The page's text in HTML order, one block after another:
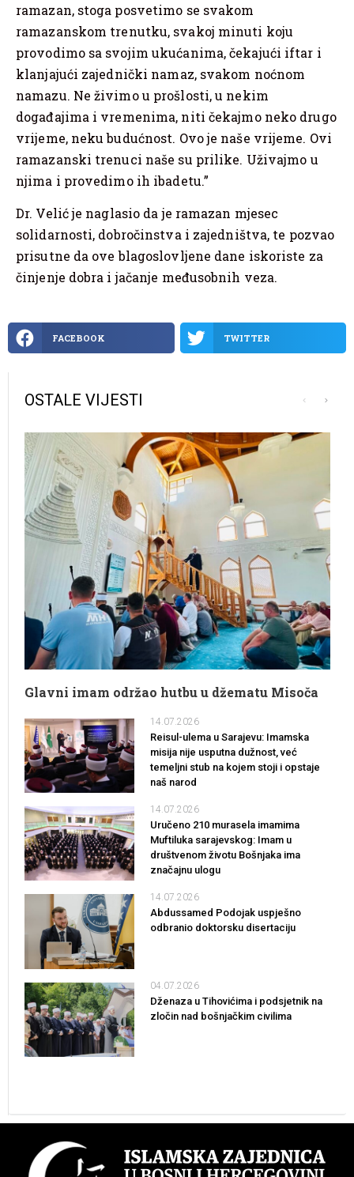
ramazan, stoga posvetimo se svakom
ramazanskom trenutku, svakoj minuti koju
provodimo sa svojim ukućanima, čekajući iftar i
klanjajući zajednički namaz, svakom noćnom
namazu. Ne živimo u prošlosti, u nekim
događajima i vremenima, niti čekajmo neko drugo
vrijeme, neku budućnost. Ovo je naše vrijeme. Ovi
ramazanski trenuci naše su prilike. Uživajmo u
njima i provedimo ih ibadetu.”
Dr. Velić je naglasio da je ramazan mjesec
solidarnosti, dobročinstva i zajedništva, te pozvao
prisutne da ove blagoslovljene dane iskoriste za
činjenje dobra i jačanje međusobnih veza.
FACEBOOK TWITTER
OSTALE VIJESTI
Glavni imam održao hutbu u džematu Misoča
14.07.2026
Reisul-ulema u Sarajevu: Imamska
misija nije usputna dužnost, već
temeljni stub na kojem stoji i opstaje
naš narod
14.07.2026
Uručeno 210 murasela imamima
Muftiluka sarajevskog: Imam u
društvenom životu Bošnjaka ima
značajnu ulogu
14.07.2026
Abdussamed Podojak uspješno
odbranio doktorsku disertaciju
04.07.2026
Dženaza u Tihovićima i podsjetnik na
zločin nad bošnjačkim civilima